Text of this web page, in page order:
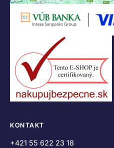
KONTAKT
+421 55 622 23 18